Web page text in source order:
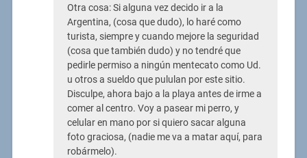
Otra cosa: Si alguna vez decido ir a la
Argentina, (cosa que dudo), lo haré como
turista, siempre y cuando mejore la seguridad
(cosa que también dudo) y no tendré que
pedirle permiso a ningún mentecato como Ud.
u otros a sueldo que pululan por este sitio.
Disculpe, ahora bajo a la playa antes de irme a
comer al centro. Voy a pasear mi perro, y
celular en mano por si quiero sacar alguna
foto graciosa, (nadie me va a matar aquí, para
robármelo).